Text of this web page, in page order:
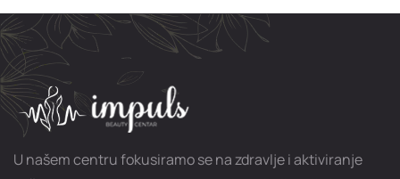
U našem centru fokusiramo se na zdravlje i aktiviranje